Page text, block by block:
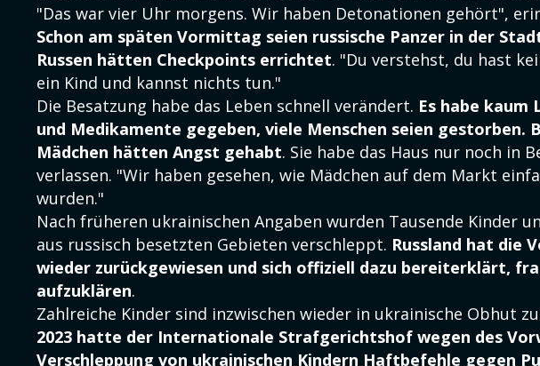
"Das war vier Uhr morgens. Wir haben Detonationen gehört",
Schon am späten Vormittag seien russische Panzer in der
Russen hätten Checkpoints errichtet. "Du verstehst, du hast
ein Kind und kannst nichts tun."
Die Besatzung habe das Leben schnell verändert. Es habe kaum
und Medikamente gegeben, viele Menschen seien gestorben.
Mädchen hätten Angst gehabt. Sie habe das Haus nur noch in
verlassen. "Wir haben gesehen, wie Mädchen auf dem Markt
wurden."
Nach früheren ukrainischen Angaben wurden Tausende Kinder
aus russisch besetzten Gebieten verschleppt. Russland hat die
wieder zurückgewiesen und sich offiziell dazu bereiterklärt,
aufzuklären.
Zahlreiche Kinder sind inzwischen wieder in ukrainische Obhut
2023 hatte der Internationale Strafgerichtshof wegen des
Verschleppung von ukrainischen Kindern Haftbefehle gegen